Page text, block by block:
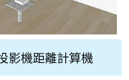
影機距離計算機